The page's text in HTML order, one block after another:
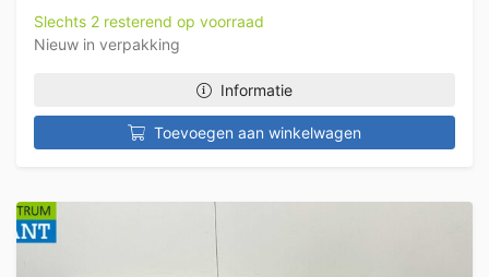
Slechts 2 resterend op voorraad
Nieuw in verpakking
Informatie
Toevoegen aan winkelwagen